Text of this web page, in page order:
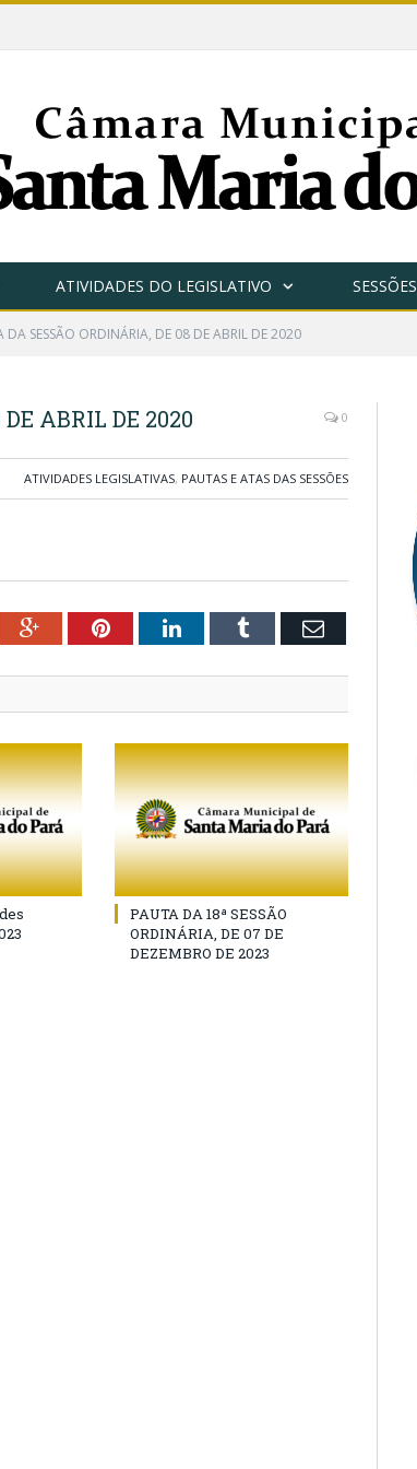
ATIVIDADES DO LEGISLATIVO SESSÕES
DA SESSÃO ORDINÁRIA, DE 08 DE ABRIL DE 2020
ABRIL DE 2020 0
ATIVIDADES LEGISLATIVAS, PAUTAS E ATAS DAS SESSÕES
Google+PinterestLinkedInTumblr Email
PAUTA DA 18ª SESSÃO
ORDINÁRIA, DE 07 DE
DEZEMBRO DE 2023